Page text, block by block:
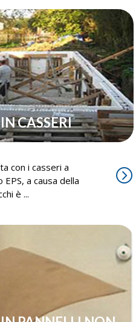
CASSERI
con i casseri a
a causa della
è ...